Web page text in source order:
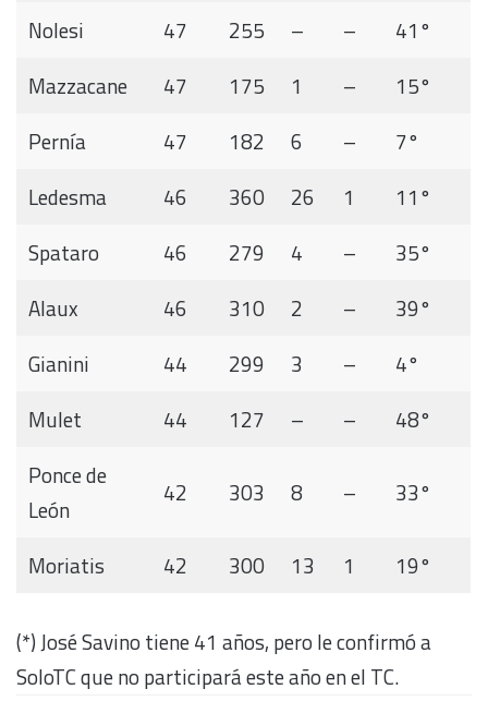
Nolesi
47 255 – –
41°
Mazzacane
47 175 1 –
15°
Pernía
47 182 6 –
7°
Ledesma
46 360 26 1
11°
Spataro
46 279 4 –
35°
Alaux
46 310 2 –
39°
Gianini
44 299 3 –
4°
Mulet
44 127 – –
48°
Ponce de
León
42 303 8 – 33°
Moriatis 42 300 13 1 19°
(*) José Savino tiene 41 años, pero le confirmó a
SoloTC que no participará este año en el TC.